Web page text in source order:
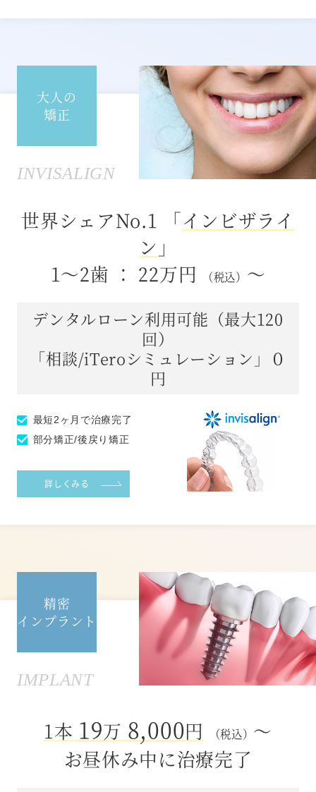
大人の
矯正
INVISALIGN
世界シェアNo.1 「インビザライ
ン 」
1～2歯 ： 22万円
（税込） ～
デンタルローン利用可能（最大120
回）
「相談/iTeroシミュレーション」０
円
最短2ヶ月で治療完了
部分矯正/後戻り矯正
詳しくみる
精密
インプラント
IMPLANT
1本 19万 8,000円 （税込） ～
お昼休み中に治療完了